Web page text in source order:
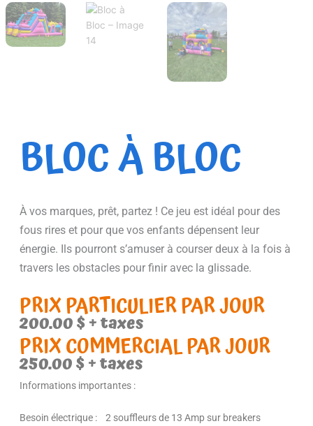
BLOC À BLOC
À vos marques, prêt, partez ! Ce jeu est idéal pour des
fous rires et pour que vos enfants dépensent leur
énergie. Ils pourront s’amuser à courser deux à la fois à
travers les obstacles pour finir avec la glissade.
PRIX PARTICULIER PAR JOUR
200.00$+ taxes
PRIX COMMERCIAL PAR JOUR
250.00 $ + taxes
Informations importantes :
Besoin électrique : 2 souffleurs de 13 Amp sur breakers